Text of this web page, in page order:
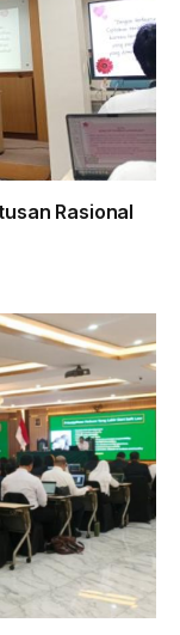
Rasional